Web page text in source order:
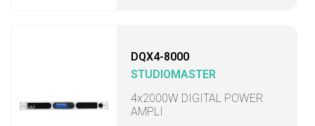
DQX4-8000
STUDIOMASTER
4x2000W DIGITAL POWER
AMPLI